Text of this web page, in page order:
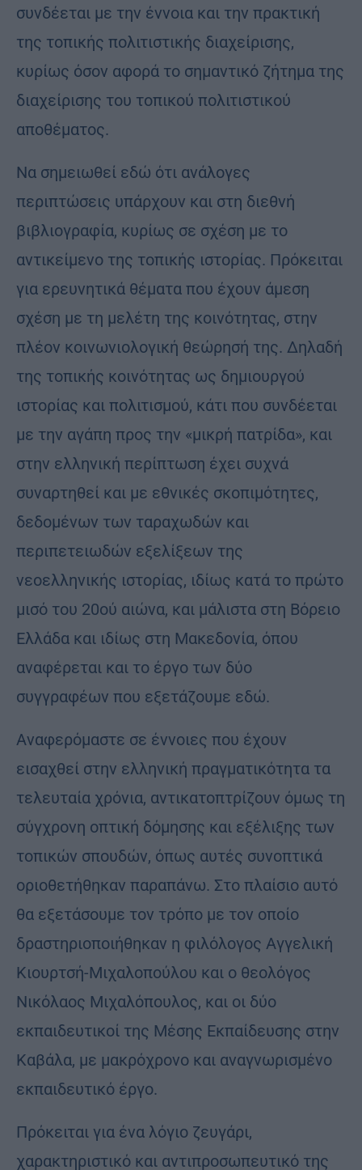
συνδέεται με την έννοια και την πρακτική
της τοπικής πολιτιστικής διαχείρισης,
κυρίως όσον αφορά το σημαντικό ζήτημα της
διαχείρισης του τοπικού πολιτιστικού
αποθέματος.
Να σημειωθεί εδώ ότι ανάλογες
περιπτώσεις υπάρχουν και στη διεθνή
βιβλιογραφία, κυρίως σε σχέση με το
αντικείμενο της τοπικής ιστορίας. Πρόκειται
για ερευνητικά θέματα που έχουν άμεση
σχέση με τη μελέτη της κοινότητας, στην
πλέον κοινωνιολογική θεώρησή της. Δηλαδή
της τοπικής κοινότητας ως δημιουργού
ιστορίας και πολιτισμού, κάτι που συνδέεται
με την αγάπη προς την «μικρή πατρίδα», και
στην ελληνική περίπτωση έχει συχνά
συναρτηθεί και με εθνικές σκοπιμότητες,
δεδομένων των ταραχωδών και
περιπετειωδών εξελίξεων της
νεοελληνικής ιστορίας, ιδίως κατά το πρώτο
μισό του 20ού αιώνα, και μάλιστα στη Βόρειο
Ελλάδα και ιδίως στη Μακεδονία, όπου
αναφέρεται και το έργο των δύο
συγγραφέων που εξετάζουμε εδώ.
Αναφερόμαστε σε έννοιες που έχουν
εισαχθεί στην ελληνική πραγματικότητα τα
τελευταία χρόνια, αντικατοπτρίζουν όμως τη
σύγχρονη οπτική δόμησης και εξέλιξης των
τοπικών σπουδών, όπως αυτές συνοπτικά
οριοθετήθηκαν παραπάνω. Στο πλαίσιο αυτό
θα εξετάσουμε τον τρόπο με τον οποίο
δραστηριοποιήθηκαν η φιλόλογος Αγγελική
Κιουρτσή-Μιχαλοπούλου και ο θεολόγος
Νικόλαος Μιχαλόπουλος, και οι δύο
εκπαιδευτικοί της Μέσης Εκπαίδευσης στην
Καβάλα, με μακρόχρονο και αναγνωρισμένο
εκπαιδευτικό έργο.
Πρόκειται για ένα λόγιο ζευγάρι,
χαρακτηριστικό και αντιπροσωπευτικό της